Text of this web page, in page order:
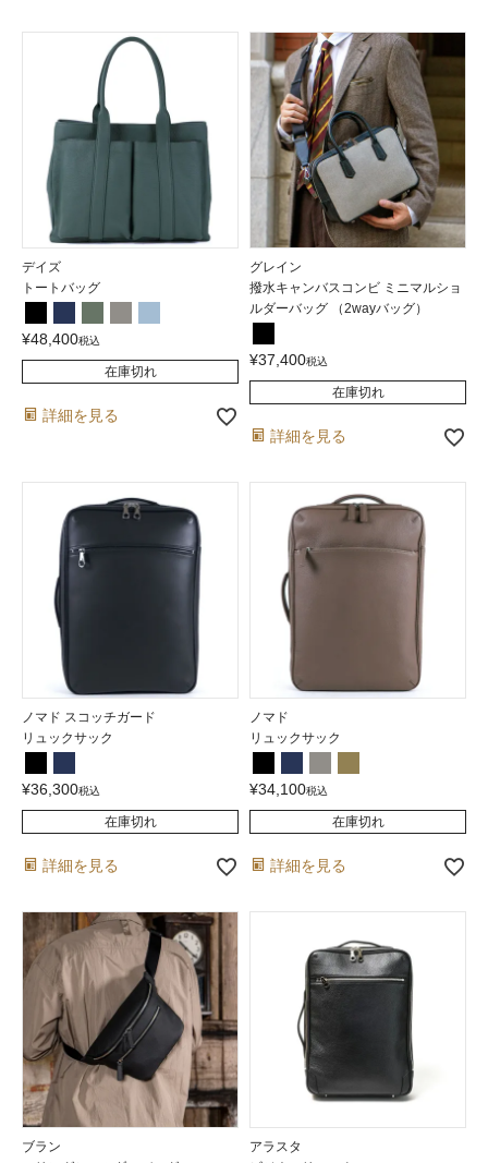
デイズ
トートバッグ
¥48,400税込
在庫切れ
詳細を見る
グレイン
撥水キャンバスコンビ ミニマルショ
ルダーバッグ （2wayバッグ）
¥37,400税込
在庫切れ
詳細を見る
ノマド スコッチガード
リュックサック
¥36,300税込
在庫切れ
詳細を見る
ノマド
リュックサック
¥34,100税込
在庫切れ
詳細を見る
ブラン
アラスタ